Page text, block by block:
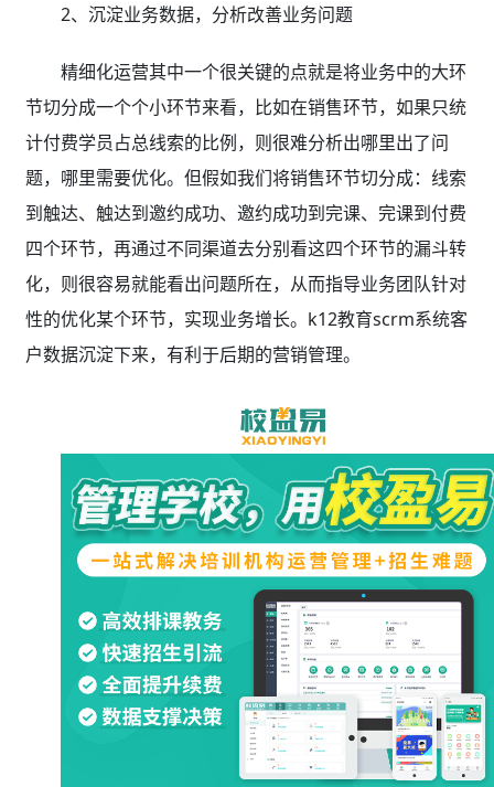
2、沉淀业务数据，分析改善业务问题
精细化运营其中一个很关键的点就是将业务中的大环
节切分成一个个小环节来看，比如在销售环节，如果只统
计付费学员占总线索的比例，则很难分析出哪里出了问
题，哪里需要优化。但假如我们将销售环节切分成：线索
到触达、触达到邀约成功、邀约成功到完课、完课到付费
四个环节，再通过不同渠道去分别看这四个环节的漏斗转
化，则很容易就能看出问题所在，从而指导业务团队针对
性的优化某个环节，实现业务增长。k12教育scrm系统客
户数据沉淀下来，有利于后期的营销管理。